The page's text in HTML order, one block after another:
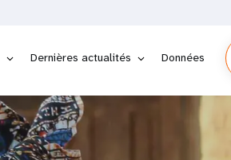
Dernières actualités Données